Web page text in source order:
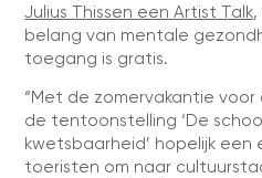
Julius Thissen een Artist Talk
belang van mentale
toegang is gratis.
“Met de zomervakantie
de tentoonstelling ‘De
kwetsbaarheid’ hopelijk een
toeristen om naar